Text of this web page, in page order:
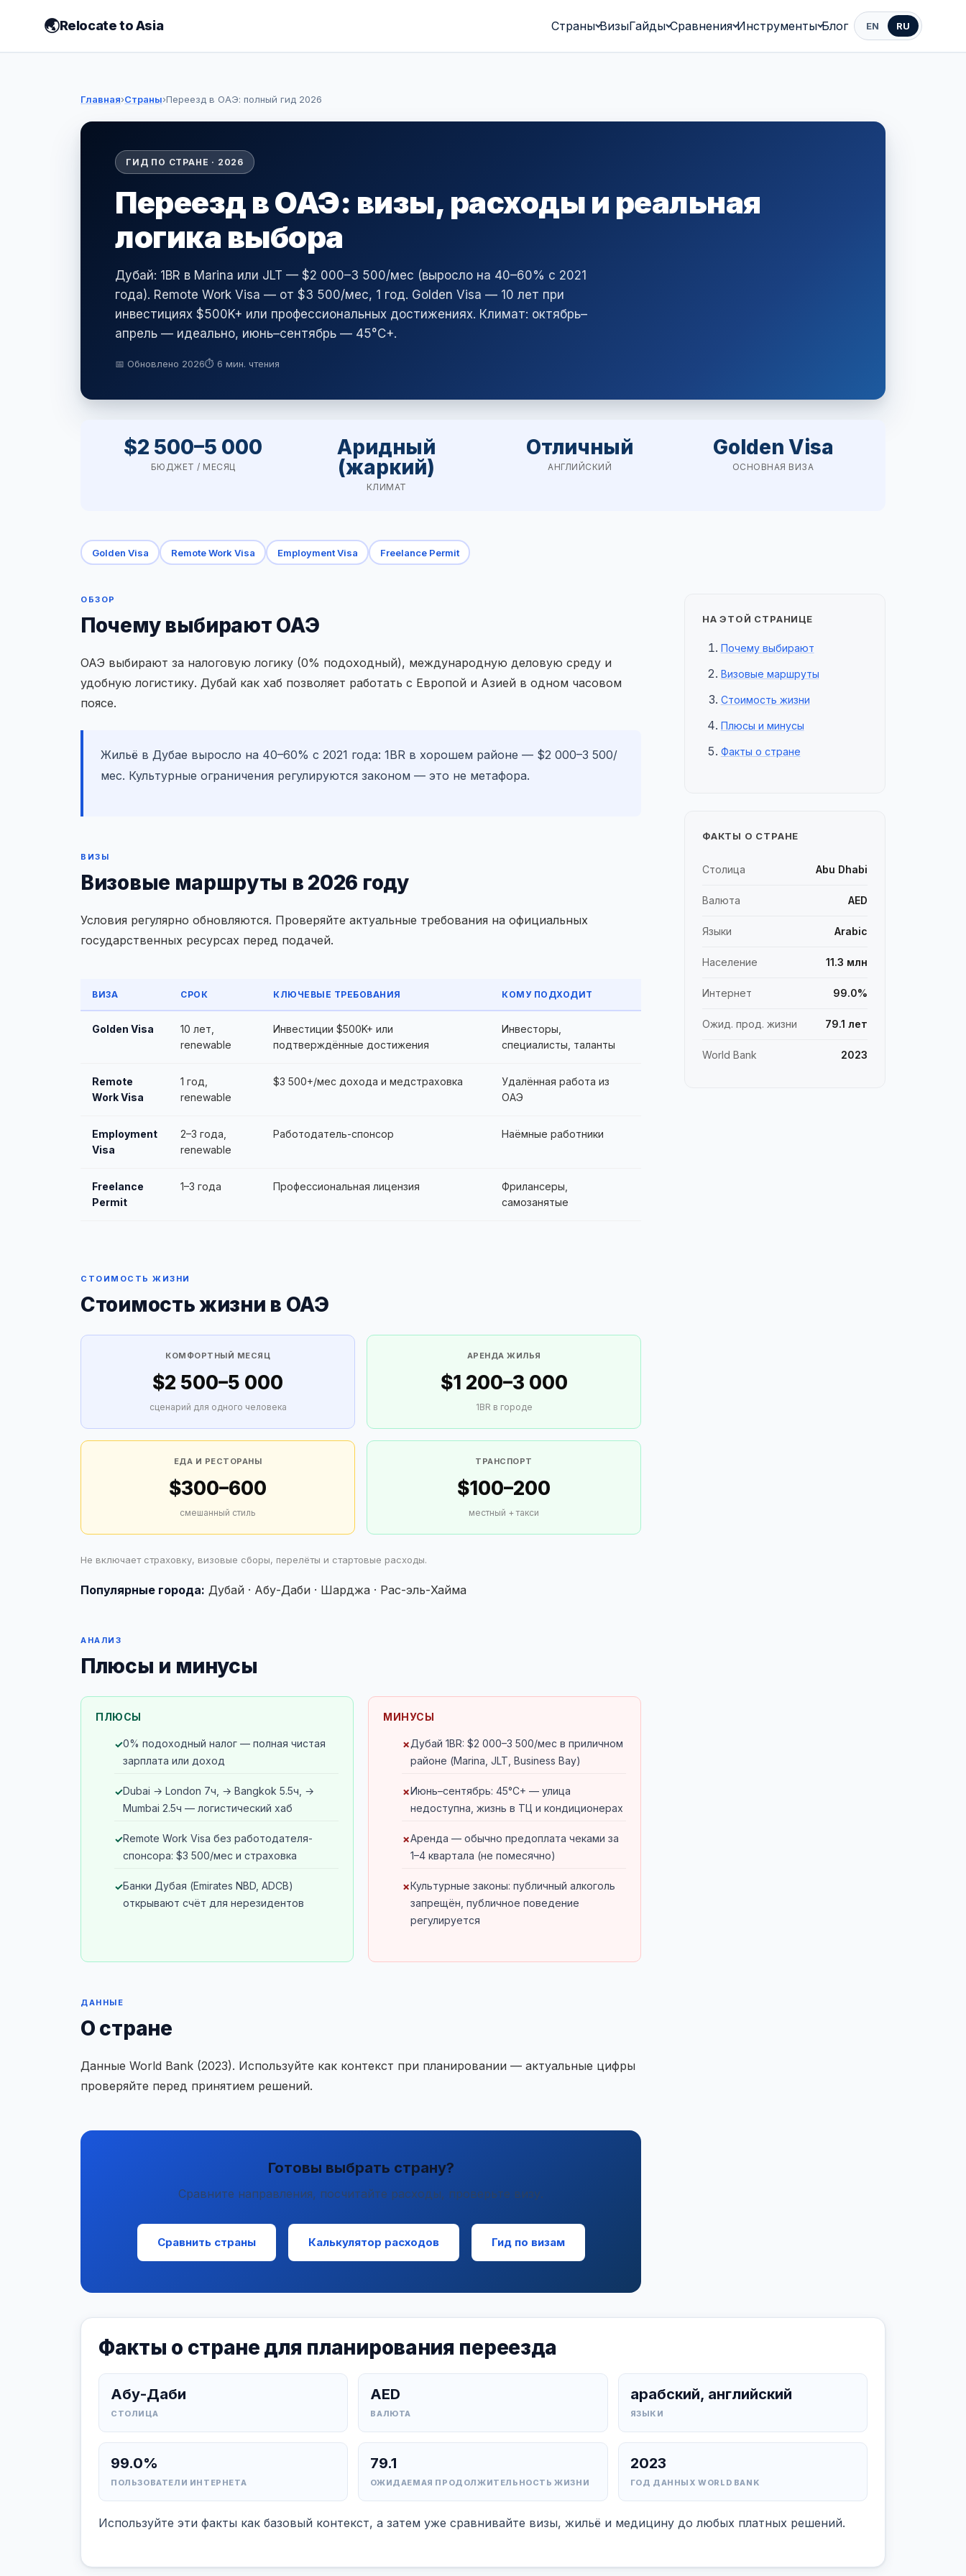
Relocate to Asia Страны ВизыГайды Сравнения Инструменты Блог EN RU
Главная›Страны›Переезд в ОАЭ: полный гид 2026
ГИД ПО СТРАНЕ · 2026
Переезд в ОАЭ: визы, расходы и реальная
логика выбора
Дубай: 1BR в Marina или JLT — $2 000–3 500/мес (выросло на 40–60% с 2021
года). Remote Work Visa — от $3 500/мес, 1 год. Golden Visa — 10 лет при
инвестициях $500K+ или профессиональных достижениях. Климат: октябрь–
апрель — идеально, июнь–сентябрь — 45°C+.
📅 Обновлено 2026⏱ 6 мин. чтения
$2 500–5 000
БЮДЖЕТ / МЕСЯЦ
Аридный
(жаркий)
КЛИМАТ
Отличный
АНГЛИЙСКИЙ
Golden Visa
ОСНОВНАЯ ВИЗА
Golden Visa Remote Work Visa Employment Visa Freelance Permit
ОБЗОР
Почему выбирают ОАЭ
ОАЭ выбирают за налоговую логику (0% подоходный), международную деловую среду и
удобную логистику. Дубай как хаб позволяет работать с Европой и Азией в одном часовом
поясе.
Жильё в Дубае выросло на 40–60% с 2021 года: 1BR в хорошем районе — $2 000–3 500/
мес. Культурные ограничения регулируются законом — это не метафора.
ВИЗЫ
Визовые маршруты в 2026 году
Условия регулярно обновляются. Проверяйте актуальные требования на официальных
государственных ресурсах перед подачей.
ВИЗА СРОК КЛЮЧЕВЫЕ ТРЕБОВАНИЯ КОМУ ПОДХОДИТ
Golden Visa
10 лет,
renewable
Инвестиции $500K+ или
подтверждённые достижения
Инвесторы,
специалисты, таланты
Remote
Work Visa
1 год,
renewable
$3 500+/мес дохода и медстраховка
Удалённая работа из
ОАЭ
Employment
Visa
2–3 года,
renewable
Работодатель-спонсор Наёмные работники
Freelance
Permit
1–3 года Профессиональная лицензия
Фрилансеры,
самозанятые
СТОИМОСТЬ ЖИЗНИ
Стоимость жизни в ОАЭ
КОМФОРТНЫЙ МЕСЯЦ
$2 500–5 000
сценарий для одного человека
АРЕНДА ЖИЛЬЯ
$1 200–3 000
1BR в городе
ЕДА И РЕСТОРАНЫ
$300–600
смешанный стиль
ТРАНСПОРТ
$100–200
местный + такси
Не включает страховку, визовые сборы, перелёты и стартовые расходы.
Популярные города: Дубай · Абу-Даби · Шарджа · Рас-эль-Хайма
АНАЛИЗ
Плюсы и минусы
ПЛЮСЫ
0% подоходный налог — полная чистая
зарплата или доход
Dubai → London 7ч, → Bangkok 5.5ч, →
Mumbai 2.5ч — логистический хаб
Remote Work Visa без работодателя-
спонсора: $3 500/мес и страховка
Банки Дубая (Emirates NBD, ADCB)
открывают счёт для нерезидентов
МИНУСЫ
Дубай 1BR: $2 000–3 500/мес в приличном
районе (Marina, JLT, Business Bay)
Июнь–сентябрь: 45°C+ — улица
недоступна, жизнь в ТЦ и кондиционерах
Аренда — обычно предоплата чеками за
1–4 квартала (не помесячно)
Культурные законы: публичный алкоголь
запрещён, публичное поведение
регулируется
ДАННЫЕ
О стране
Данные World Bank (2023). Используйте как контекст при планировании — актуальные цифры
проверяйте перед принятием решений.
Готовы выбрать страну?
Сравните направления, посчитайте расходы, проверьте визу.
Сравнить страны Калькулятор расходов Гид по визам
НА ЭТОЙ СТРАНИЦЕ
Почему выбирают
Визовые маршруты
Стоимость жизни
Плюсы и минусы
Факты о стране
ФАКТЫ О СТРАНЕ
Столица Abu Dhabi
Валюта AED
Языки Arabic
Население 11.3 млн
Интернет 99.0%
Ожид. прод. жизни 79.1 лет
World Bank 2023
Факты о стране для планирования переезда
Абу-Даби
СТОЛИЦА
AED
ВАЛЮТА
арабский, английский
ЯЗЫКИ
99.0%
ПОЛЬЗОВАТЕЛИ ИНТЕРНЕТА
79.1
ОЖИДАЕМАЯ ПРОДОЛЖИТЕЛЬНОСТЬ ЖИЗНИ
2023
ГОД ДАННЫХ WORLD BANK
Используйте эти факты как базовый контекст, а затем уже сравнивайте визы, жильё и медицину до любых платных решений.